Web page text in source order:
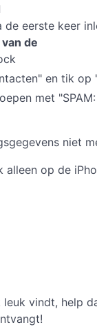
de eerste keer
de
en tik op
met
niet
alleen op de
leuk vindt, help